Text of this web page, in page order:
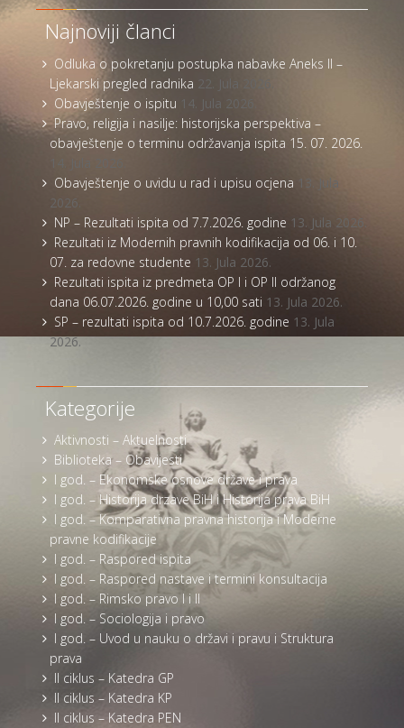
Najnoviji članci
Odluka o pokretanju postupka nabavke Aneks II –
Ljekarski pregled radnika 22. Jula 2026.
Obavještenje o ispitu 14. Jula 2026.
Pravo, religija i nasilje: historijska perspektiva –
obavještenje o terminu održavanja ispita 15. 07. 2026.
Obavještenje o uvidu u rad i upisu ocjena 13. Jula
2026.
NP – Rezultati ispita od 7.7.2026. godine 13. Jula 2026.
Rezultati iz Modernih pravnih kodifikacija od 06. i 10.
07. za redovne studente 13. Jula 2026.
Rezultati ispita iz predmeta OP I i OP II održanog
dana 06.07.2026. godine u 10,00 sati 13. Jula 2026.
SP – rezultati ispita od 10.7.2026. godine 13. Jula
2026.
Kategorije
Aktivnosti – Aktuelnosti
Biblioteka – Obavijesti
I god. – Ekonomske osnove države i prava
I god. – Historija drzave BiH i Historija prava BiH
I god. – Komparativna pravna historija i Moderne
pravne kodifikacije
I god. – Raspored ispita
I god. – Raspored nastave i termini konsultacija
I god. – Rimsko pravo I i II
I god. – Sociologija i pravo
I god. – Uvod u nauku o državi i pravu i Struktura
prava
II ciklus – Katedra GP
II ciklus – Katedra KP
II ciklus – Katedra PEN